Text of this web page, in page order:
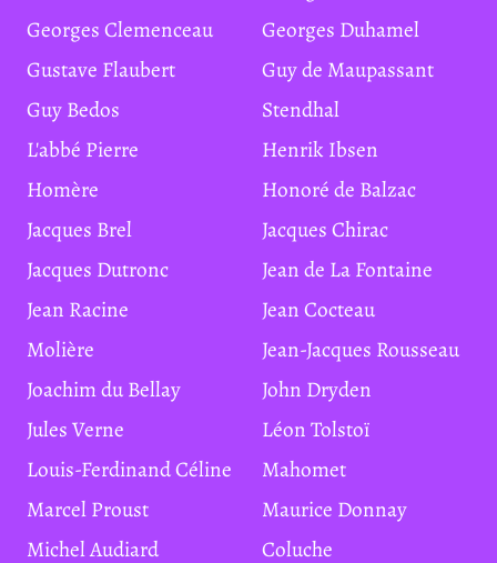
Georges Clemenceau
Georges Duhamel
Gustave Flaubert
Guy de Maupassant
Guy Bedos
Stendhal
L'abbé Pierre
Henrik Ibsen
Homère
Honoré de Balzac
Jacques Brel
Jacques Chirac
Jacques Dutronc
Jean de La Fontaine
Jean Racine
Jean Cocteau
Molière
Jean-Jacques Rousseau
Joachim du Bellay
John Dryden
Jules Verne
Léon Tolstoï
Louis-Ferdinand Céline
Mahomet
Marcel Proust
Maurice Donnay
Michel Audiard
Coluche